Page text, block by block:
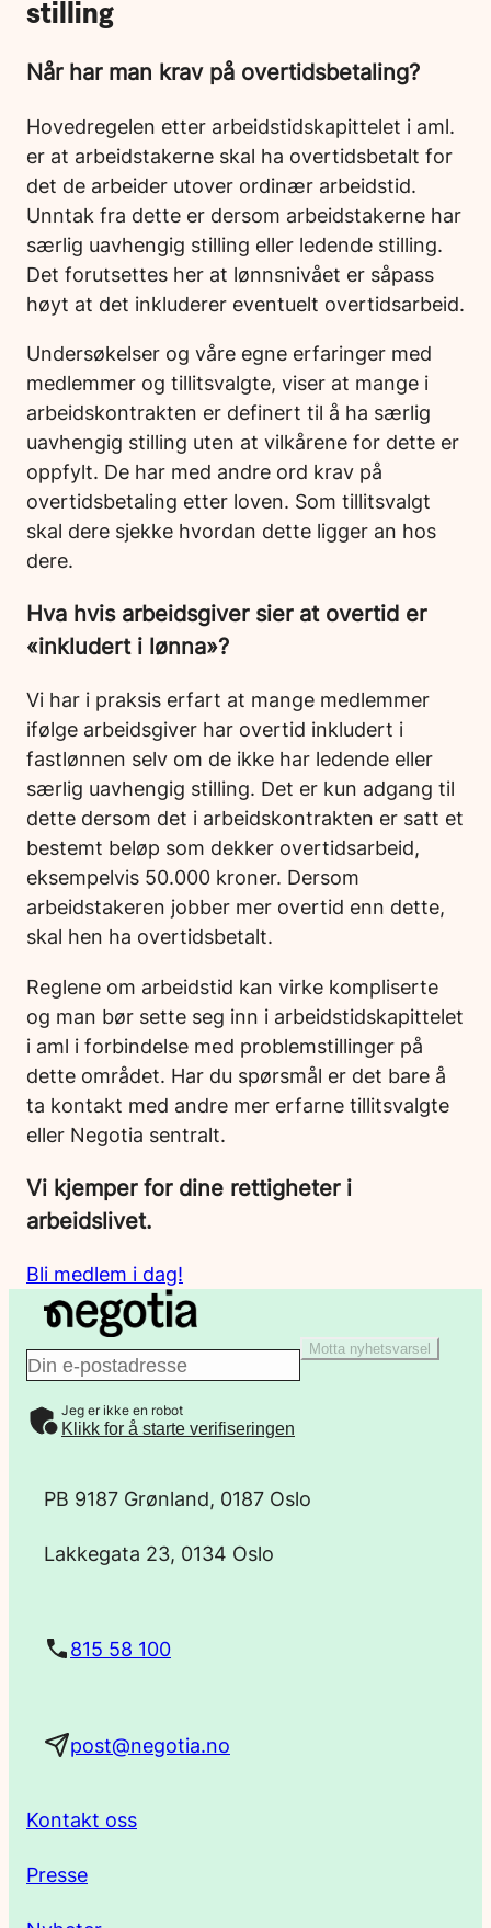
stilling
Når har man krav på overtidsbetaling?
Hovedregelen etter arbeidstidskapittelet i aml.
er at arbeidstakerne skal ha overtidsbetalt for
det de arbeider utover ordinær arbeidstid.
Unntak fra dette er dersom arbeidstakerne har
særlig uavhengig stilling eller ledende stilling.
Det forutsettes her at lønnsnivået er såpass
høyt at det inkluderer eventuelt overtidsarbeid.
Undersøkelser og våre egne erfaringer med
medlemmer og tillitsvalgte, viser at mange i
arbeidskontrakten er definert til å ha særlig
uavhengig stilling uten at vilkårene for dette er
oppfylt. De har med andre ord krav på
overtidsbetaling etter loven. Som tillitsvalgt
skal dere sjekke hvordan dette ligger an hos
dere.
Hva hvis arbeidsgiver sier at overtid er
«inkludert i lønna»?
Vi har i praksis erfart at mange medlemmer
ifølge arbeidsgiver har overtid inkludert i
fastlønnen selv om de ikke har ledende eller
særlig uavhengig stilling. Det er kun adgang til
dette dersom det i arbeidskontrakten er satt et
bestemt beløp som dekker overtidsarbeid,
eksempelvis 50.000 kroner. Dersom
arbeidstakeren jobber mer overtid enn dette,
skal hen ha overtidsbetalt.
Reglene om arbeidstid kan virke kompliserte
og man bør sette seg inn i arbeidstidskapittelet
i aml i forbindelse med problemstillinger på
dette området. Har du spørsmål er det bare å
ta kontakt med andre mer erfarne tillitsvalgte
eller Negotia sentralt.
Vi kjemper for dine rettigheter i
arbeidslivet.
Bli medlem i dag!
E
-
Motta nyhetsvarsel
Jeg er ikke en robot
Klikk for å starte verifiseringen
PB 9187 Grønland, 0187 Oslo
Lakkegata 23, 0134 Oslo
815 58 100
post@negotia.no
Kontakt oss
Presse